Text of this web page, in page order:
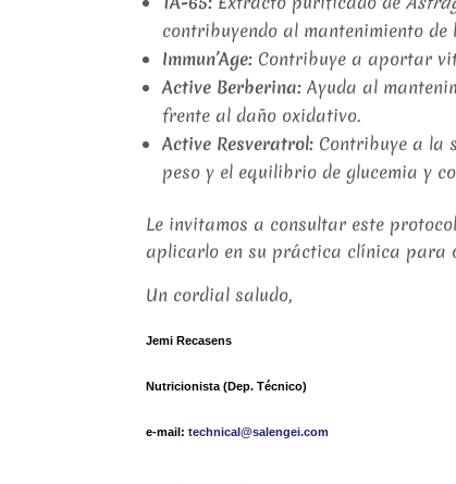
contribuyendo al mantenimiento
Immun’Age: Contribuye a aportar
Active Berberina: Ayuda al
frente al daño oxidativo.
Active Resveratrol: Contribuye a la
peso y el equilibrio de glucemia y
Le invitamos a consultar este
aplicarlo en su práctica clínica para
Un cordial saludo,
Jemi Recasens
Nutricionista (Dep.Técnico)
e-mail:technical@salengei.com